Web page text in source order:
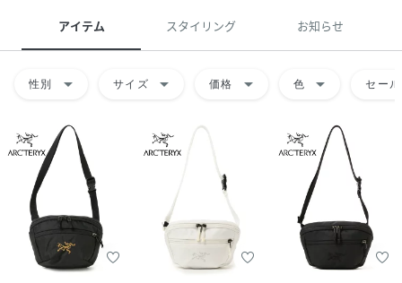
アイテム スタイリング お知らせ
性別 arrow_drop_down サイズ arrow_drop_down 価格 arrow_drop_down 色 arrow_drop_down セール